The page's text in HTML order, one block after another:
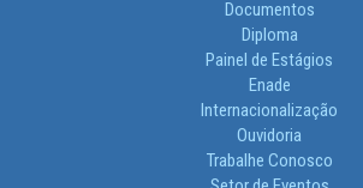
Documentos
Diploma
Painel de Estágios
Enade
Internacionalização
Ouvidoria
Trabalhe Conosco